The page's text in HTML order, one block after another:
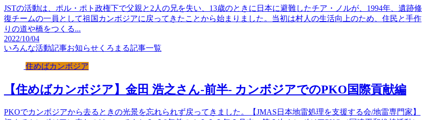
JSTの活動は、ポル・ポト政権下で父親と2人の兄を失い、13歳のときに日本に避難したチア・ノルが、1994年、遺跡修
復チームの一員として祖国カンボジアに戻ってきたことから始まりました。当初は村人の生活向上のため、住民と手作
りの道や橋をつくる...
2022/10/04
いろんな活動記事お知らせ くろまる記事一覧
住めばカンボジア
【住めばカンボジア】金田 浩之さん-前半- カンボジアでのPKO国際貢献編
PKOでカンボジアから去るときの光景を忘れられず戻ってきました。【JMAS日本地雷処理を支援する会/地雷専門家】